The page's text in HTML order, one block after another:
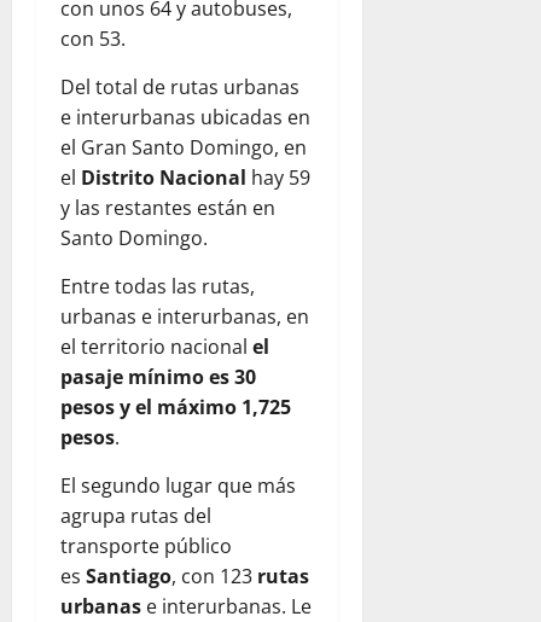
con unos 64 y autobuses,
con 53.
Del total de rutas urbanas
e interurbanas ubicadas en
el Gran Santo Domingo, en
el Distrito Nacional hay 59
y las restantes están en
Santo Domingo.
Entre todas las rutas,
urbanas e interurbanas, en
el territorio nacional el
pasaje mínimo es 30
pesos y el máximo 1,725
pesos.
El segundo lugar que más
agrupa rutas del
transporte público
es Santiago, con 123 rutas
urbanas e interurbanas. Le